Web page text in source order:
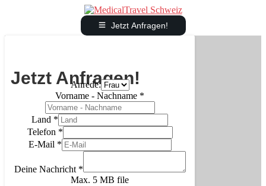
Jetzt Anfragen!
Jetzt Anfragen!
Anrede:
Vorname - Nachname *
Land *
Telefon *
E-Mail *
Deine Nachricht *
Max. 5 MB file